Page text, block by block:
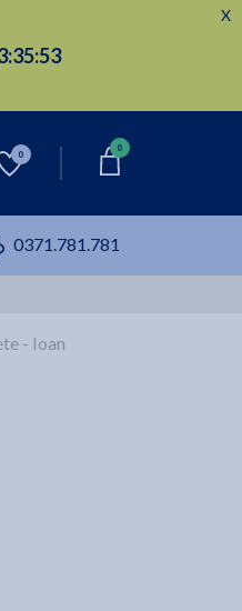
35:52
X
0
0
0371.781.781
- Ioan